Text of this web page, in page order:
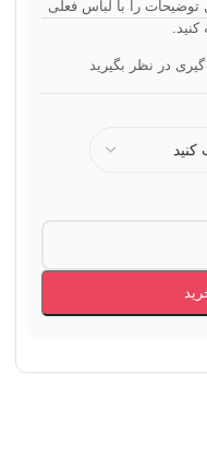
توضیحات را با لباس فعلی